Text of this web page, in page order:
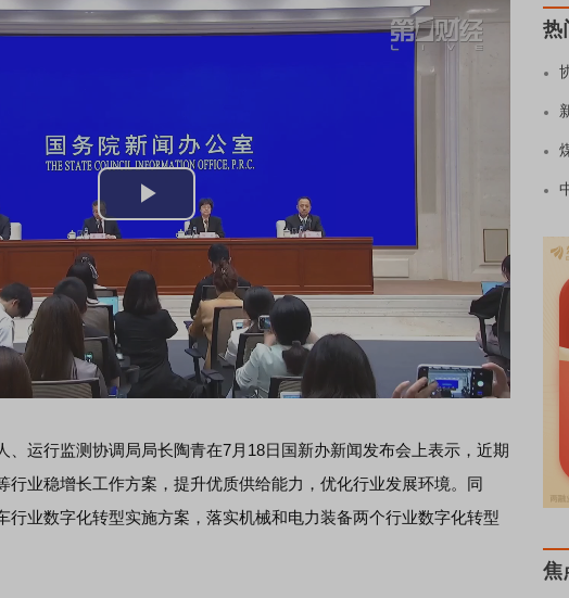
Play
Video
运行监测协调局局长陶青在7月18日国新办新闻发布会上表示，近期
行业稳增长工作方案，提升优质供给能力，优化行业发展环境。同
行业数字化转型实施方案，落实机械和电力装备两个行业数字化转型
热
焦